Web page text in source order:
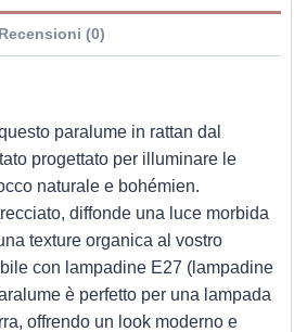
Recensioni (0)
paralume in rattan dal
progettato per illuminare le
naturale e bohémien.
diffonde una luce morbida
texture organica al vostro
con lampadine E27 (lampadine
è perfetto per una lampada
offrendo un look moderno e